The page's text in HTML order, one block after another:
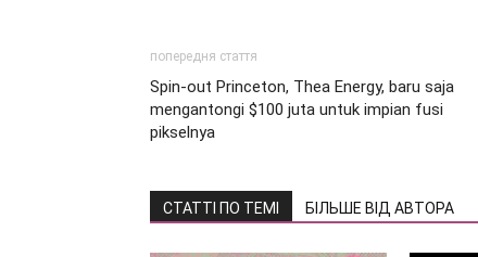
попередня стаття
Spin-out Princeton, Thea Energy, baru saja
mengantongi $100 juta untuk impian fusi
pikselnya
СТАТТІ ПО ТЕМІ БІЛЬШЕ ВІД АВТОРА